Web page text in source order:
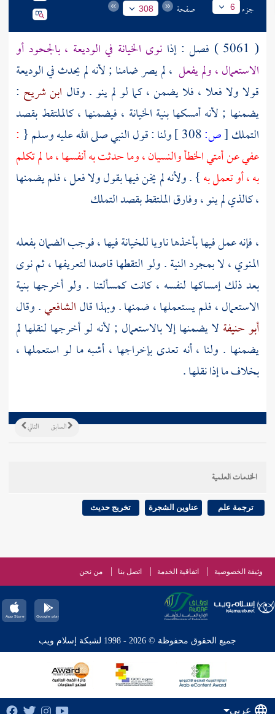
جزء 6 صفحة 308
( 5061 ) فصل : إذا
نوى الخيانة في الوديعة ، بالجحود أو
الاستعمال ، ولم يفعل ، لم يصر ضامنا ; لأنه لم يحدث في الوديعة
قولا ولا فعلا ، فلا يضمن ، كما لو لم ينو . وقال ابن شريح :
يضمنها ; لأنه أمسكها بنية الخيانة ، فيضمنها ، كالملتقط بقصد
التملك[ص: ولنا : قول النبي صلى الله عليه وسلم { :
عفي عن أمتي الخطأ والنسيان ، وما حدثت به أنفسها ، ما لم تكلم
به ، أو تعمل به} . ولأنه لم يخن فيها بقول ولا فعل ، فلم يضمنها
، كالذي لم ينو ، وفارق الملتقط بقصد التملك
، فإنه عمل فيها بأخذها ناويا للخيانة فيها ، فوجب الضمان بفعله
المنوي ، لا بمجرد النية . ولو التقطها قاصدا لتعريفها ، ثم نوى
بعد ذلك إمساكها لنفسه ، كانت كمسألتنا . ولو أخرجها بنية
الاستعمال ، فلم يستعملها ، ضمنها . وبهذا قالالشافعي. وقال
أبو حنيفة لا يضمنها إلا بالاستعمال ; لأنه لو أخرجها لنقلها لم
يضمنها . ولنا ، أنه تعدى بإخراجها ، أشبه ما لو استعملها ،
بخلاف ما إذا نقلها .
التالي السابق
الخدمات العلمية
ترجمة علم عناوين الشجرة تخريج حديث
وثيقة الخصوصية اتفاقية الخدمة اتصل بنا من نحن
جميع الحقوق محفوظة © 2026 - 1998 لشبكة إسلام ويب
عربي